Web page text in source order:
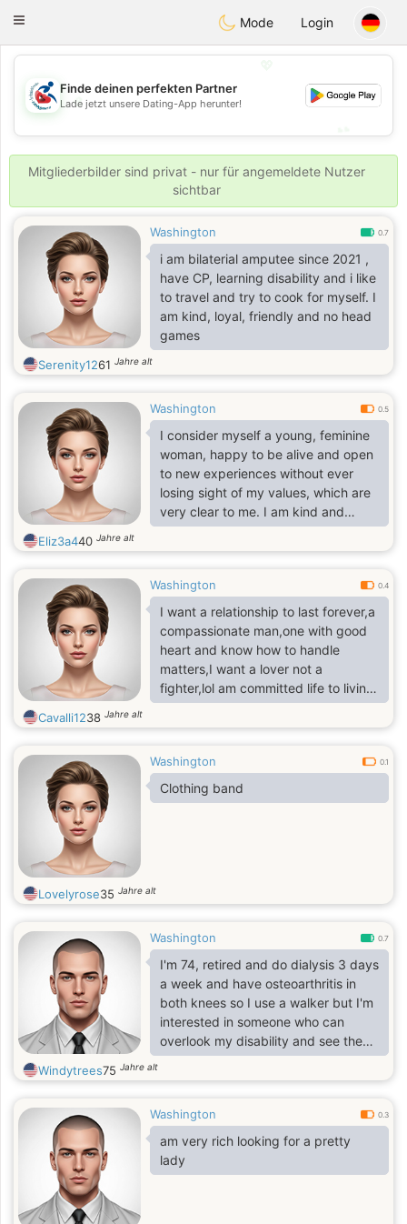
Handi Space
Toggle
Mode Login
💖
💕
Finde deinen perfekten Partner
Lade jetzt unsere Dating-App herunter!
Mitgliederbilder sind privat - nur für angemeldete Nutzer
sichtbar
Washington 0.7
i am bilaterial amputee since 2021 ,
have CP, learning disability and i like
to travel and try to cook for myself. I
am kind, loyal, friendly and no head
games
Serenity1261 Jahre alt
Washington 0.5
I consider myself a young, feminine
woman, happy to be alive and open
to new experiences without ever
losing sight of my values, which are
very clear to me. I am kind and
warm when treated the same way,
and I hold deep respect for myself. I
and I value sensitivity, patience, and
gentle understanding.
Eliz3a440 Jahre alt
Washington 0.4
‎I want a relationship to last forever,a
compassionate man,one with good
heart and know how to handle
matters,I want a lover not a
fighter,lol am committed life to living
to the fullest and in growing as a
person
Cavalli1238 Jahre alt
Washington 0.1
Clothing band
Lovelyrose35 Jahre alt
Washington 0.7
I'm 74, retired and do dialysis 3 days
a week and have osteoarthritis in
both knees so I use a walker but I'm
interested in someone who can
overlook my disability and see the
love I have to share. I'm honest, loyal
and don't play games
Windytrees75 Jahre alt
Washington 0.3
am very rich looking for a pretty
lady